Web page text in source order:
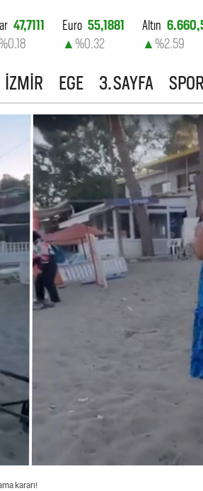
47,7111
%0.18
Euro 55,1881
▲ %0.32
Altın
▲ %2.59
İZMİR EGE 3. SAYFA SPOR
kararı!